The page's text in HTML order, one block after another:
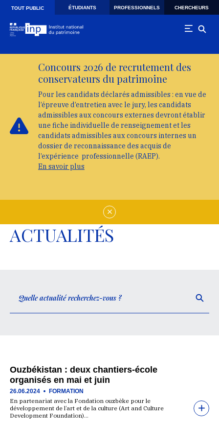
Skip to main navigation
Aller au contenu principal
TOUT PUBLIC ÉTUDIANTS PROFESSIONNELS CHERCHEURS
Concours 2026 de recrutement des
conservateurs du patrimoine
Pour les candidats déclarés admissibles : en vue de
l’épreuve d’entretien avec le jury, les candidats
admissibles aux concours externes devront établir
une fiche individuelle de renseignement et les
candidats admissibles aux concours internes un
dossier de reconnaissance des acquis de
l’expérience professionnelle (RAEP).
En savoir plus
ACTUALITÉS
Ouzbékistan : deux chantiers-école
organisés en mai et juin
26.06.2024 FORMATION
En partenariat avec la Fondation ouzbèke pour le
développement de l’art et de la culture (Art and Culture
Development Foundation)…